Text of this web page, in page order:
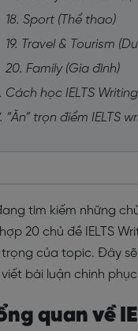
18. Sport (Thể thao)
19. Travel & Tourism
20. Family (Gia đình)
Cách học IELTS
“Ăn” trọn điểm IELTS
tìm kiếm những
20 chủ đề IELTS
của topic. Đây
bài luận chinh
quan về